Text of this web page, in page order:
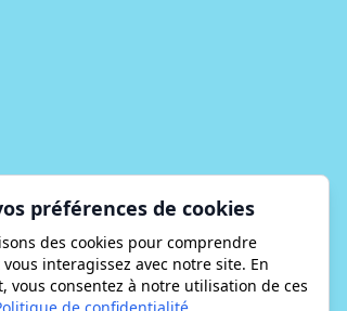
préférences de cookies
des cookies pour comprendre
interagissez avec notre site. En
vous consentez à notre utilisation de ces